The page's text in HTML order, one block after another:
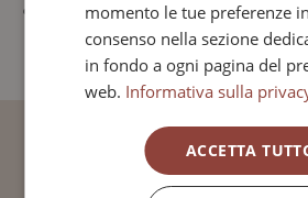
momento le tue preferenze
consenso nella sezione
in fondo a ogni pagina del
web. Informativa sulla
ACCETTA